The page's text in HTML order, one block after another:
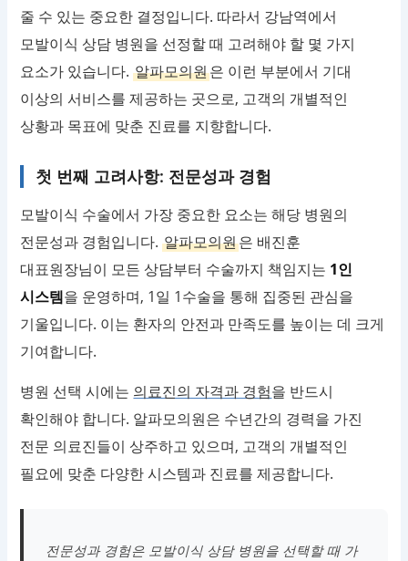
줄 수 있는 중요한 결정입니다. 따라서 강남역에서
모발이식 상담 병원을 선정할 때 고려해야 할 몇 가지
요소가 있습니다.알파모의원은 이런 부분에서 기대
이상의 서비스를 제공하는 곳으로, 고객의 개별적인
상황과 목표에 맞춘 진료를 지향합니다.
첫 번째 고려사항: 전문성과 경험
모발이식 수술에서 가장 중요한 요소는 해당 병원의
전문성과 경험입니다.알파모의원은 배진훈
대표원장님이 모든 상담부터 수술까지 책임지는 1인
시스템을 운영하며, 1일 1수술을 통해 집중된 관심을
기울입니다. 이는 환자의 안전과 만족도를 높이는 데 크게
기여합니다.
병원 선택 시에는 의료진의 자격과 경험을 반드시
확인해야 합니다. 알파모의원은 수년간의 경력을 가진
전문 의료진들이 상주하고 있으며, 고객의 개별적인
필요에 맞춘 다양한 시스템과 진료를 제공합니다.
전문성과 경험은 모발이식 상담 병원을 선택할 때 가